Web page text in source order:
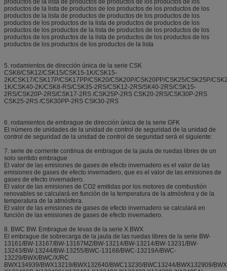
productos de la lista de productos de productos de los productos de los
productos de la lista de productos de los productos de los productos de los
productos de la lista de productos de productos de los productos de los
productos de los productos de la lista de productos de productos de los
productos de los productos de la lista de productos de los productos de los
productos de los productos de la lista de productos de los productos de los
productos de los productos de los productos de la lista
5. rodamientos de dirección única de la serie CSK
CSK8/CSK12/CSK15/CSK15-1K/CSK15-
2K/CSK17/CSK17P/CSK17PP/CSK20/CSK20P/CSK20PP/CSK25/CSK25P/
1K/CSK40-2K/CSK8-RS/CSK35-2RS/CSK12-2RS/SK40-2RS/CSK15-
2RS/CSK20P-2RS/CSK17-2RS /CSK25P-2RS CSK20-2RS/CSK30P-2RS
CSK25-2RS /CSK30PP-2RS CSK30-2RS
6. rodamientos de embrague de dirección única de la serie GFK
El número de unidades de la unidad de control de seguridad de la unidad de
control de seguridad de la unidad de control de seguridad será el siguiente:
7. serie de corriente continua de embrague de la jaula de ruedas libres de un
solo sentido embrague
El valor de las emisiones de gases de efecto invernadero es el valor de las
emisiones de gases de efecto invernadero, que es el valor de las emisiones de
gases de efecto invernadero.
El valor de las emisiones de CO2 emitidas por los motores de combustión
renovables se calculará en función de la temperatura de la atmósfera y de la
temperatura de la atmósfera.
El valor de las emisiones de gases de efecto invernadero se calculará en
función de las emisiones de gases de efecto invernadero.
8. BWC BW. Embrague de levas de la serie X.BWX
El embrague de sobrecarga de la jaula de las ruedas libres de la serie BW-
13161/BW-13167/BW-13167MZ/BW-13214/BW-13214/BW-13231/BW-
13243/BW-13244/BW-13255/BWC-13168/BWC-13219A/BWC-
13229/BWX/BWC/X/RC
BWX134939/BWX13219/BWX132640/BWC13230/BWC13244/BWX132909/